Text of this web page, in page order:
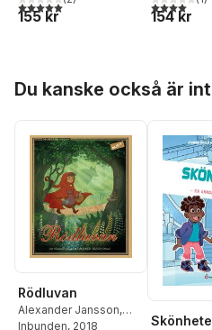
5,0utav 5 stjärnor. Totalt antal röster:
155 kr
4,0utav 5
154 kr
Du kanske också är
Rödluvan
Alexander Jansson,
Sofia Jensfelt
Inbunden, 2018